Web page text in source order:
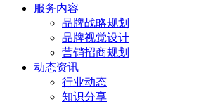
服务内容
品牌战略规划
品牌视觉设计
营销招商规划
动态资讯
行业动态
知识分享